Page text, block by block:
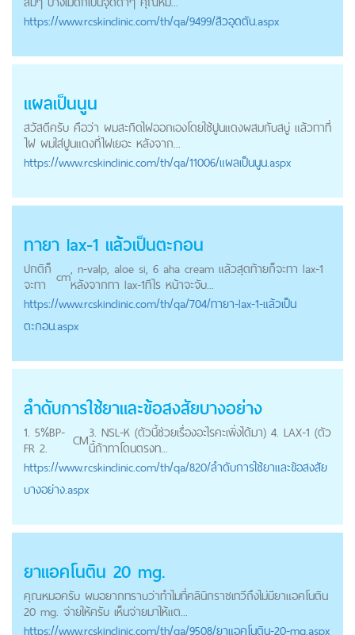
https://www.rcskinclinic.com/th/qa/9499/สิวอุดตัน.aspx
แผลเป็นนูน
สวัสดีครับ คือว่า ผมสะกิดไฝออกเองโดยใช้ปูนแดงผสมกับสบู่ แล้วทาที่
ไฝ ผมใส่ปูนแดงที่ไฝเยอะ หลังจาก...
https://www.rcskinclinic.com/th/qa/11006/แผลเป็นนูน.aspx
ทายา lax-1 แล้วเป็นตะกอน
ปกติก็
จะทา cm, n-valp, aloe si, 6 aha cream แล้วสุดท้ายก็จะทา lax-1
หลังจากทา lax-1ทีไร หน้าจะจับ...
https://www.rcskinclinic.com/th/qa/704/ทายา-lax-1-แล้วเป็น
ตะกอน.aspx
ลำดับการใช้ยาและข้อสงสัยบางอย่าง
1. 5%BP-
FR 2.
CM3. NSL-K (ตัวนี้ช่วยเรื่องอะไรคะเพิ่งได้มา) 4. LAX-1 (ตัว
นี้ถ้าทาโดนตรงท...
https://www.rcskinclinic.com/th/qa/820/ลำดับการใช้ยาและข้อสงสัย
บางอย่าง.aspx
ยาแอคโนติน 20 mg.
คุณหมอครับ ผมอยากทราบว่าทำไมที่คลินิกราชเทวีถึงไม่มียาแอคโนติน
20 mg. จ่ายให้ครับ เห็นจ่ายมาให้แต...
https://www.rcskinclinic.com/th/qa/9508/ยาแอคโนติน-20-mg.aspx